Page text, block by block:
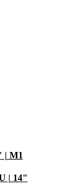
| M1
| 14"